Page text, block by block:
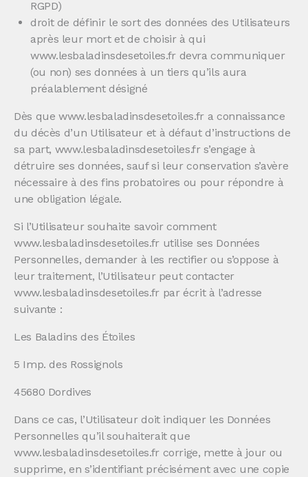
RGPD)
droit de définir le sort des données des Utilisateurs
après leur mort et de choisir à qui
www.lesbaladinsdesetoiles.fr devra communiquer
(ou non) ses données à un tiers qu’ils aura
préalablement désigné
Dès que www.lesbaladinsdesetoiles.fr a connaissance
du décès d’un Utilisateur et à défaut d’instructions de
sa part, www.lesbaladinsdesetoiles.fr s’engage à
détruire ses données, sauf si leur conservation s’avère
nécessaire à des fins probatoires ou pour répondre à
une obligation légale.
Si l’Utilisateur souhaite savoir comment
www.lesbaladinsdesetoiles.fr utilise ses Données
Personnelles, demander à les rectifier ou s’oppose à
leur traitement, l’Utilisateur peut contacter
www.lesbaladinsdesetoiles.fr par écrit à l’adresse
suivante :
Les Baladins des Étoiles
5 Imp. des Rossignols
45680 Dordives
Dans ce cas, l’Utilisateur doit indiquer les Données
Personnelles qu’il souhaiterait que
www.lesbaladinsdesetoiles.fr corrige, mette à jour ou
supprime, en s’identifiant précisément avec une copie